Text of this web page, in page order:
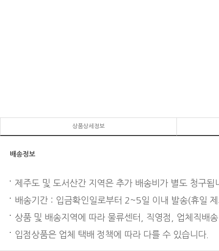
상품상세정보
배송정보
제주도 및 도서산간 지역은 추가 배송비가 별도 청구됩
배송기간 : 입금확인일로부터 2~5일 이내 발송(휴일
상품 및 배송지역에 따라 물류센터, 직영점, 업체직배
입점상품은 업체 택배 정책에 따라 다를 수 있습니다.